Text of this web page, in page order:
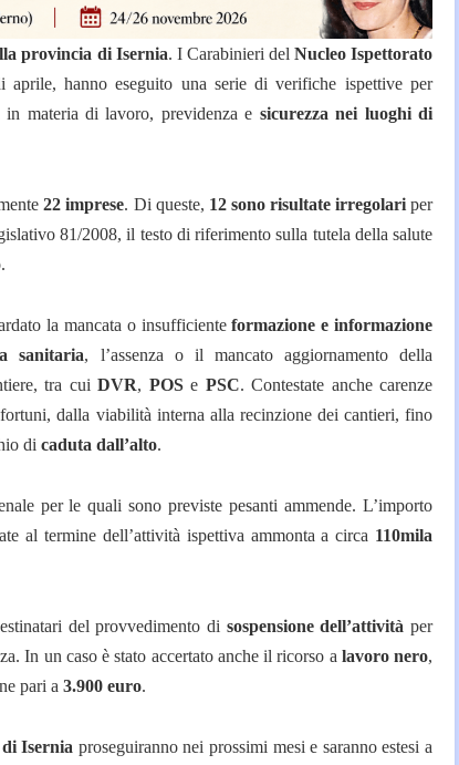
provincia di Isernia. I Carabinieri del Nucleo Ispettorato
aprile, hanno eseguito una serie di verifiche ispettive per
materia di lavoro, previdenza e sicurezza nei luoghi di
22 imprese. Di queste, 12 sono risultate irregolariper
81/2008, il testo di riferimento sulla tutela della salute
la mancata o insufficienteformazione e informazione
sanitaria, l’assenza o il mancato aggiornamento della
tra cui DVR, POSe PSC. Contestate anche carenze
dalla viabilità interna alla recinzione dei cantieri, fino
di caduta dall’alto.
per le quali sono previste pesanti ammende. L’importo
al termine dell’attività ispettiva ammonta a circa 110mila
del provvedimento di sospensione dell’attività per
In un caso è stato accertato anche il ricorso a lavoro nero,
pari a 3.900 euro.
Isernia proseguiranno nei prossimi mesi e saranno estesi a